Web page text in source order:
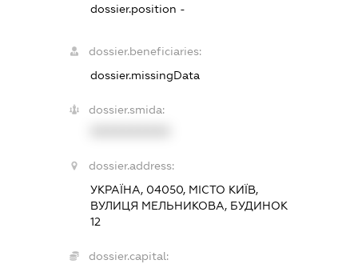
dossier.position -
dossier.beneficiaries:
dossier.missingData
dossier.smida:
dossier.address:
УКРАЇНА, 04050, МІСТО КИЇВ,
ВУЛИЦЯ МЕЛЬНИКОВА, БУДИНОК
12
dossier.capital: